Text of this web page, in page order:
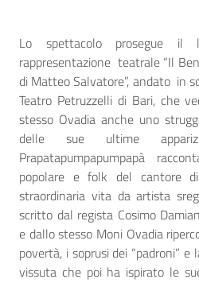
Lo spettacolo prosegue
rappresentazione teatrale “Il
di Matteo Salvatore”, andato in
Teatro Petruzzelli di Bari, che
stesso Ovadia anche uno
delle sue ultime
Prapatapumpapumpapà
popolare e folk del cantore
straordinaria vita da artista
scritto dal regista Cosimo
e dallo stesso Moni Ovadia
povertà, i soprusi dei “padroni”
vissuta che poi ha ispirato le